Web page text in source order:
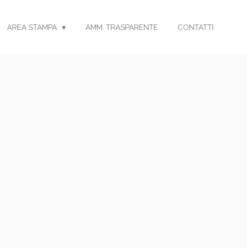
AREA STAMPA AMM. TRASPARENTE CONTATTI